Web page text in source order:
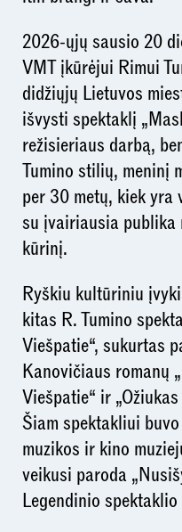
2026-ųjų sausio 20
VMT įkūrėjui Rimui
didžiųjų Lietuvos
išvysti spektaklį
režisieriaus darbą,
Tumino stilių, meninį
per 30 metų, kiek
su įvairiausia publika
kūrinį.
Ryškiu kultūriniu
kitas R. Tumino
Viešpatie“, sukurtas
Kanovičiaus romanų
Viešpatie“ ir
Šiam spektakliui
muzikos ir kino
veikusi paroda
Legendinio spektaklio